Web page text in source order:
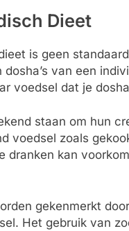
Dieet
is geen
dosha’s van een
voedsel dat je
staan om hun
voedsel zoals
dranken kan
gekenmerkt
Het gebruik van